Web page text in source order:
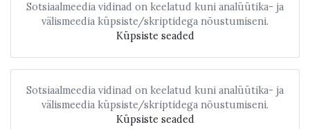
Sotsiaalmeedia vidinad on keelatud kuni analüütika- ja
välismeedia küpsiste/skriptidega nõustumiseni.
Küpsiste seaded
Sotsiaalmeedia vidinad on keelatud kuni analüütika- ja
välismeedia küpsiste/skriptidega nõustumiseni.
Küpsiste seaded